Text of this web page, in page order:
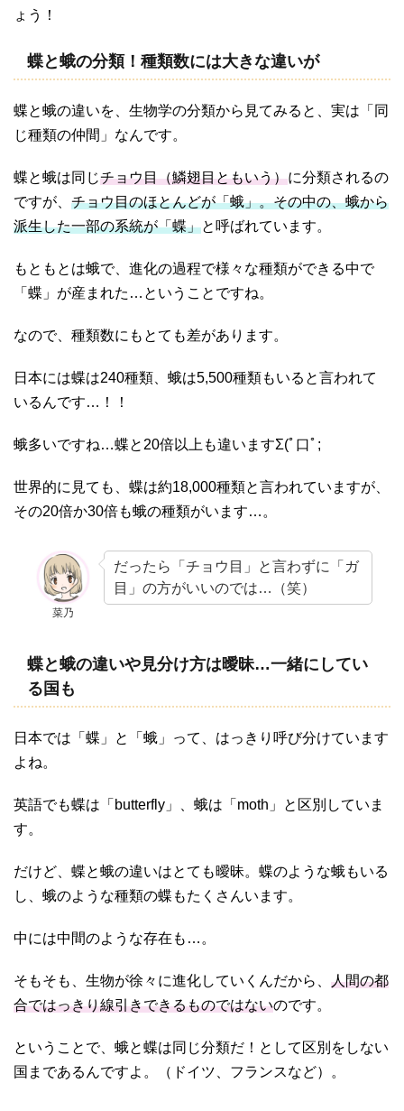
ょう！
蝶と蛾の分類！種類数には大きな違いが
蝶と蛾の違いを、生物学の分類から見てみると、実は「同
じ種類の仲間」なんです。
蝶と蛾は同じチョウ目（鱗翅目ともいう）に分類されるの
ですが、 チョウ目のほとんどが「蛾」。その中の、蛾から
派生した一部の系統が「蝶」と呼ばれています。
もともとは蛾で、進化の過程で様々な種類ができる中で
「蝶」が産まれた…ということですね。
なので、種類数にもとても差があります。
日本には蝶は240種類、蛾は5,500種類もいると言われて
いるんです…！！
蛾多いですね…蝶と20倍以上も違いますΣ(ﾟ口ﾟ;
世界的に見ても、蝶は約18,000種類と言われていますが、
その20倍か30倍も蛾の種類がいます…。
菜乃
だったら「チョウ目」と言わずに「ガ
目」の方がいいのでは…（笑）
蝶と蛾の違いや見分け方は曖昧…一緒にしてい
る国も
日本では「蝶」と「蛾」って、はっきり呼び分けています
よね。
英語でも蝶は「butterfly」、蛾は「moth」と区別していま
す。
だけど、蝶と蛾の違いはとても曖昧。蝶のような蛾もいる
し、蛾のような種類の蝶もたくさんいます。
中には中間のような存在も…。
そもそも、生物が徐々に進化していくんだから、 人間の都
合ではっきり線引きできるものではないのです。
ということで、蛾と蝶は同じ分類だ！として区別をしない
国まであるんですよ。（ドイツ、フランスなど）。